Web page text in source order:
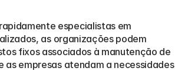
especialistas em
as organizações podem
fixos associados à manutenção de
empresas atendam a necessidades